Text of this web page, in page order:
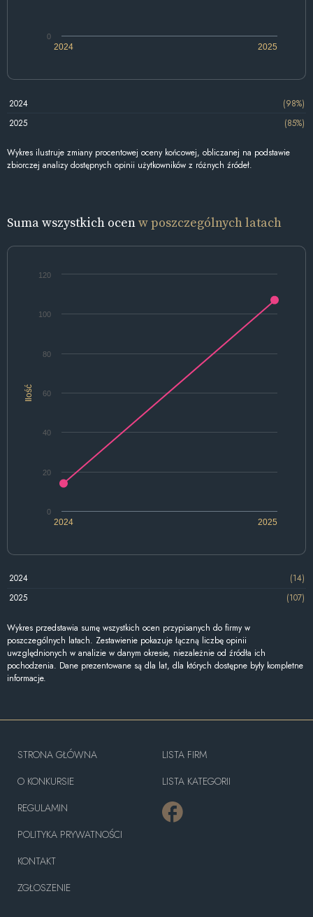
2024 2025
0
2024
(98%)
2025
(85%)
Wykres ilustruje zmiany procentowej oceny końcowej, obliczanej na podstawie
zbiorczej analizy dostępnych opinii użytkowników z różnych źródeł.
Suma wszystkich ocenw poszczególnych latach
Ilość
2024 2025
0
20
40
60
80
100
120
2024
(14)
2025
(107)
Wykres przedstawia sumę wszystkich ocen przypisanych do firmy w
poszczególnych latach. Zestawienie pokazuje łączną liczbę opinii
uwzględnionych w analizie w danym okresie, niezależnie od źródła ich
pochodzenia. Dane prezentowane są dla lat, dla których dostępne były kompletne
informacje.
STRONA GŁÓWNA
O KONKURSIE
REGULAMIN
POLITYKA PRYWATNOŚCI
KONTAKT
ZGŁOSZENIE
LISTA FIRM
LISTA KATEGORII